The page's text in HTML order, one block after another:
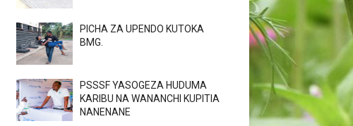
PICHA ZA UPENDO KUTOKA
BMG.
PSSSF YASOGEZA HUDUMA
KARIBU NA WANANCHI KUPITIA
NANENANE